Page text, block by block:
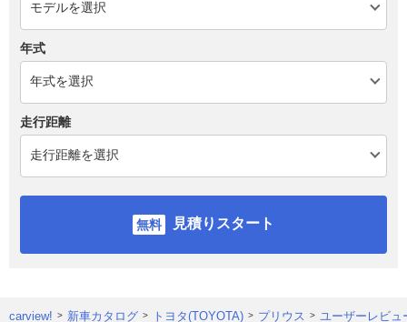
年式
走行距離
見積りスタート
carview! 新車カタログ トヨタ(TOYOTA) プリウス ユーザーレビュ